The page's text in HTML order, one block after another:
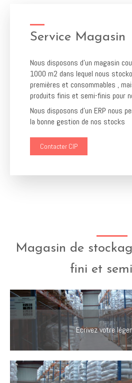
Service Magasin
Nous disposons d'un magasin
1000 m2 dans lequel nous
premières et consommables ,
produits finis et semi-finis pour
Nous disposons d'un ERP nous
la bonne gestion de nos stocks
Contacter CIP
Magasin de
fini et
Ecrivez votre